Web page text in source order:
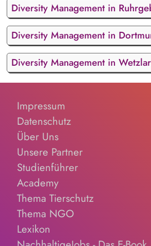
Diversity Management in
Diversity Management in
Diversity Management in Wetzlar
Impressum
Datenschutz
Über Uns
Unsere Partner
Studienführer
Academy
Thema Tierschutz
Thema NGO
Lexikon